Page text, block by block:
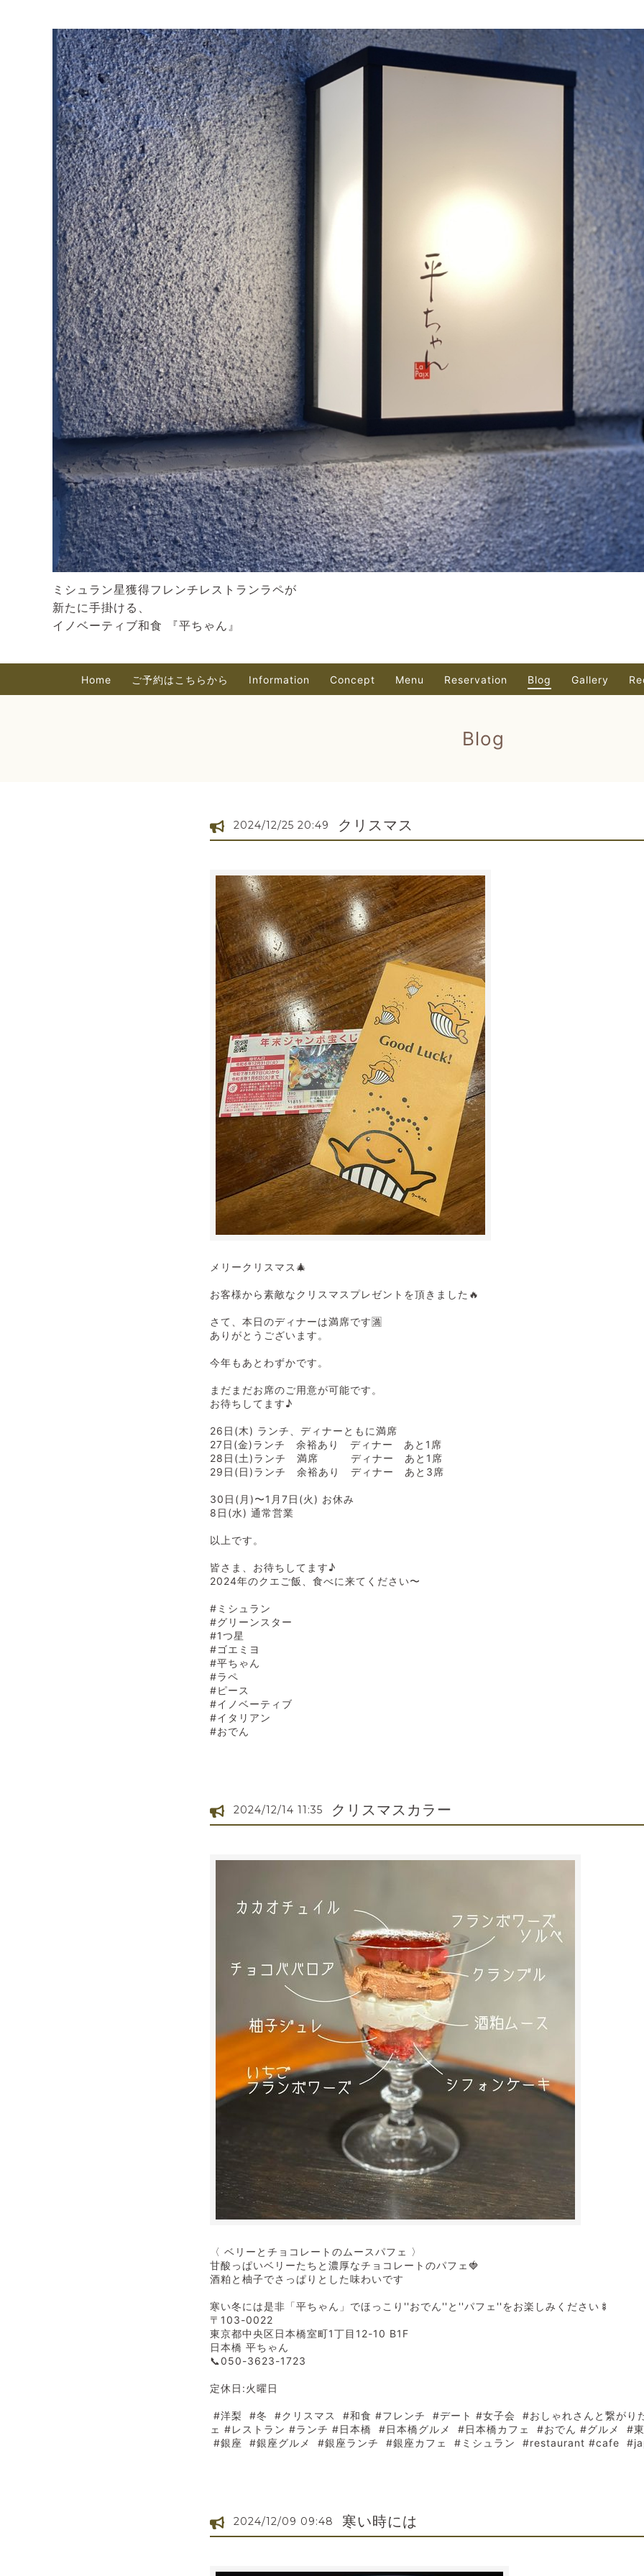
ミシュラン星獲得フレンチレストランラペが
新たに手掛ける、
イノベーティブ和食 『平ちゃん』
Home ご予約はこちらから Information Concept Menu Reservation Blog Gallery
Blog
2024/12/25 20:49 クリスマス
メリークリスマス🎄
お客様から素敵なクリスマスプレゼントを頂きました🔥
さて、本日のディナーは満席です🈵
ありがとうございます。
今年もあとわずかです。
まだまだお席のご用意が可能です。
お待ちしてます♪
26日(木) ランチ、ディナーともに満席
27日(金)ランチ 余裕あり ディナー あと1席
28日(土)ランチ 満席 ディナー あと1席
29日(日)ランチ 余裕あり ディナー あと3席
30日(月)〜1月7日(火) お休み
8日(水) 通常営業
以上です。
皆さま、お待ちしてます♪
2024年のクエご飯、食べに来てください〜
#ミシュラン
#グリーンスター
#1つ星
#ゴエミヨ
#平ちゃん
#ラペ
#ピース
#イノベーティブ
#イタリアン
#おでん
2024/12/14 11:35 クリスマスカラー
〈 ベリーとチョコレートのムースパフェ 〉
甘酸っぱいベリーたちと濃厚なチョコレートのパフェ🍓
酒粕と柚子でさっぱりとした味わいです
寒い冬には是非「平ちゃん」でほっこり''おでん''と''パフェ''をお楽しみください🍢
〒103-0022
東京都中央区日本橋室町1丁目12-10 B1F
日本橋 平ちゃん
📞050-3623-1723
定休日:火曜日
#洋梨 #冬 #クリスマス #和食 #フレンチ #デート #女子会 #おしゃれさんと繋がり
ェ #レストラン #ランチ #日本橋 #日本橋グルメ #日本橋カフェ #おでん #グルメ #
#銀座 #銀座グルメ #銀座ランチ #銀座カフェ #ミシュラン #restaurant #cafe
2024/12/09 09:48 寒い時には